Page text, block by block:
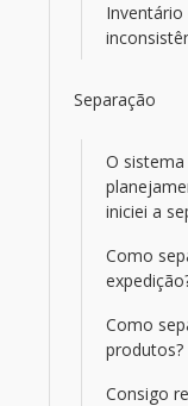
Separação
O
iniciei a
Como
Como
produtos?
Consigo